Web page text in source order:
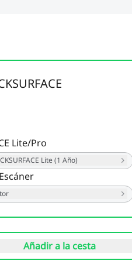
Lite/Pro
Lite (1 Año)
Añadir a la cesta